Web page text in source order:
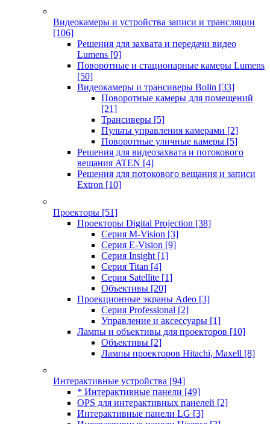
Видеокамеры и устройства записи и трансляции
[106]
Решения для захвата и передачи видео
Lumens [9]
Поворотные и стационарные камеры Lumens
[50]
Видеокамеры и трансиверы Bolin [33]
Поворотные камеры для помещений
[21]
Трансиверы [5]
Пульты управления камерами [2]
Поворотные уличные камеры [5]
Решения для видеозахвата и потокового
вещания ATEN [4]
Решения для потокового вещания и записи
Extron [10]
Проекторы [51]
Проекторы Digital Projection [38]
Серия M-Vision [3]
Серия E-Vision [9]
Серия Insight [1]
Серия Titan [4]
Серия Satellite [1]
Объективы [20]
Проекционные экраны Adeo [3]
Серия Professional [2]
Управление и аксессуары [1]
Лампы и объективы для проекторов [10]
Объективы [2]
Лампы проекторов Hitachi, Maxell [8]
Интерактивные устройства [94]
* Интерактивные панели [49]
OPS для интерактивных панелей [2]
Интерактивные панели LG [3]